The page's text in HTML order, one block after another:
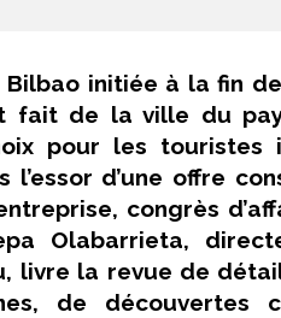
initiée à la fin
fait de la ville du
pour les touristes
l’essor d’une offre
congrès
Olabarrieta,
livre la revue de
de découvertes